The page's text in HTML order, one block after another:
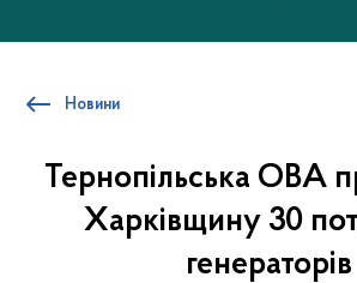
Новини
Тернопільська ОВА
Харківщину 30
генераторів